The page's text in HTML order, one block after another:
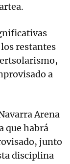
restantes
a
Arena
que habrá
junto
disciplina